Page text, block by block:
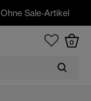
Sale-Artikel
0